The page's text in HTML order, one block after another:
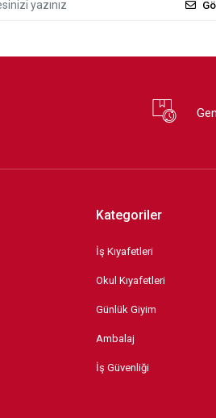
Kategoriler
İş Kıyafetleri
Okul Kıyafetleri
Günlük Giyim
Ambalaj
İş Güvenliği